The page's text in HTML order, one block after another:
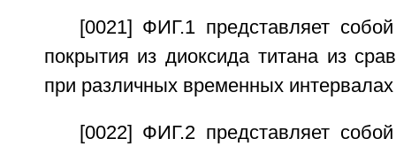
[0021] ФИГ.1 представляет
покрытия из диоксида титана из
при различных временных
[0022] ФИГ.2 представляет